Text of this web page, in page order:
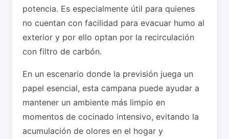
potencia. Es especialmente útil para quienes
no cuentan con facilidad para evacuar humo al
exterior y por ello optan por la recirculación
con filtro de carbón.
En un escenario donde la previsión juega un
papel esencial, esta campana puede ayudar a
mantener un ambiente más limpio en
momentos de cocinado intensivo, evitando la
acumulación de olores en el hogar y